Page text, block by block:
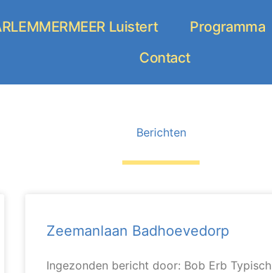
Luistert Programma
Contact
Berichten
Zeemanlaan Badhoevedorp
Ingezonden bericht door: Bob Erb Typisch